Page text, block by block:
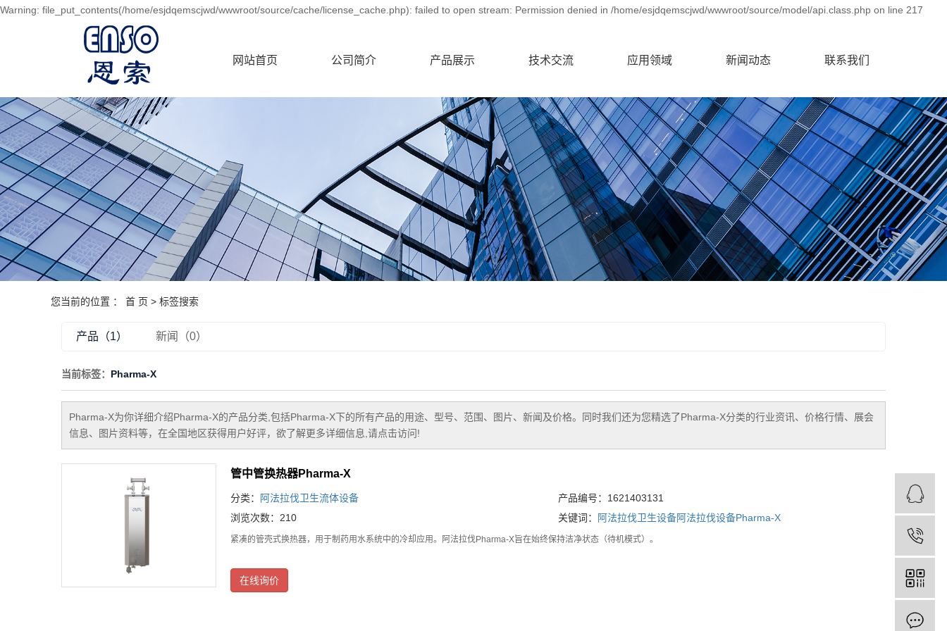
Warning: file_put_contents(/home/esjdqemscjwd/wwwroot/source/cache/license_cache.php): failed to open stream: Permission denied in /home/esjdqemscjwd/wwwroot/source/model/api.class.php on line 217
网站首页 公司简介 产品展示 技术交流 应用领域 新闻动态 联系我们
您当前的位置 ： 首 页 > 标签搜索
产品（1） 新闻（0）
当前标签： Pharma-X
Pharma-X为你详细介绍Pharma-X的产品分类,包括Pharma-X下的所有产品的用途、型号、范围、图片、新闻及价格。同时我们还为您精选了Pharma-X分类的行业资讯、价格行情、展会
信息、图片资料等，在全国地区获得用户好评，欲了解更多详细信息,请点击访问!
管中管换热器Pharma-X
分类： 阿法拉伐卫生流体设备
产品编号：1621403131
浏览次数：210
关键词： 阿法拉伐卫生设备阿法拉伐设备Pharma-X
紧凑的管壳式换热器，用于制药用水系统中的冷却应用。阿法拉伐Pharma-X旨在始终保持洁净状态（待机模式）。
在线询价